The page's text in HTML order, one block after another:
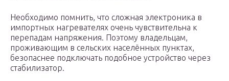
Необходимо помнить, что сложная электроника в
импортных нагревателях очень чувствительна к
перепадам напряжения. Поэтому владельцам,
проживающим в сельских населённых пунктах,
безопаснее подключать подобное устройство через
стабилизатор.